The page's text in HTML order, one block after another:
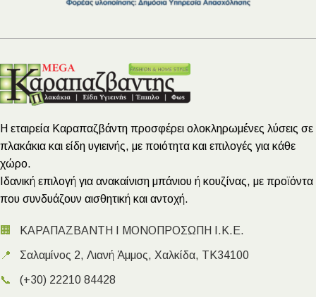
Η εταιρεία Καραπαζβάντη προσφέρει ολοκληρωμένες λύσεις σε
πλακάκια και είδη υγιεινής, με ποιότητα και επιλογές για κάθε
χώρο.
Ιδανική επιλογή για ανακαίνιση μπάνιου ή κουζίνας, με προϊόντα
που συνδυάζουν αισθητική και αντοχή.
🏢 ΚΑΡΑΠΑΖΒΑΝΤΗ Ι ΜΟΝΟΠΡΟΣΩΠΗ Ι.Κ.Ε.
📍 Σαλαμίνος 2, Λιανή Άμμος, Χαλκίδα, ΤΚ34100
📞 (+30) 22210 84428